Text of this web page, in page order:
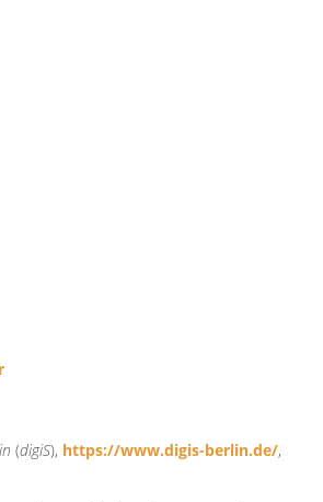
(digiS), https://www.digis-berlin.de/,